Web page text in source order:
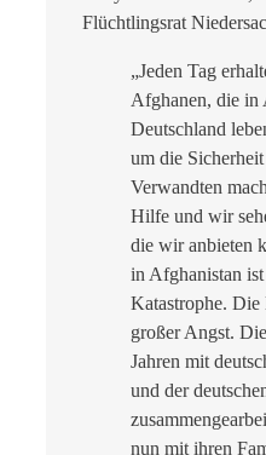
Flüchtlingsrat
„Jeden Tag
Afghanen, die in
Deutschland
um die
Verwandten
Hilfe und wir
die wir anbieten
in Afghanistan
Katastrophe. Die
großer Angst.
Jahren mit
und der
nun mit ihren